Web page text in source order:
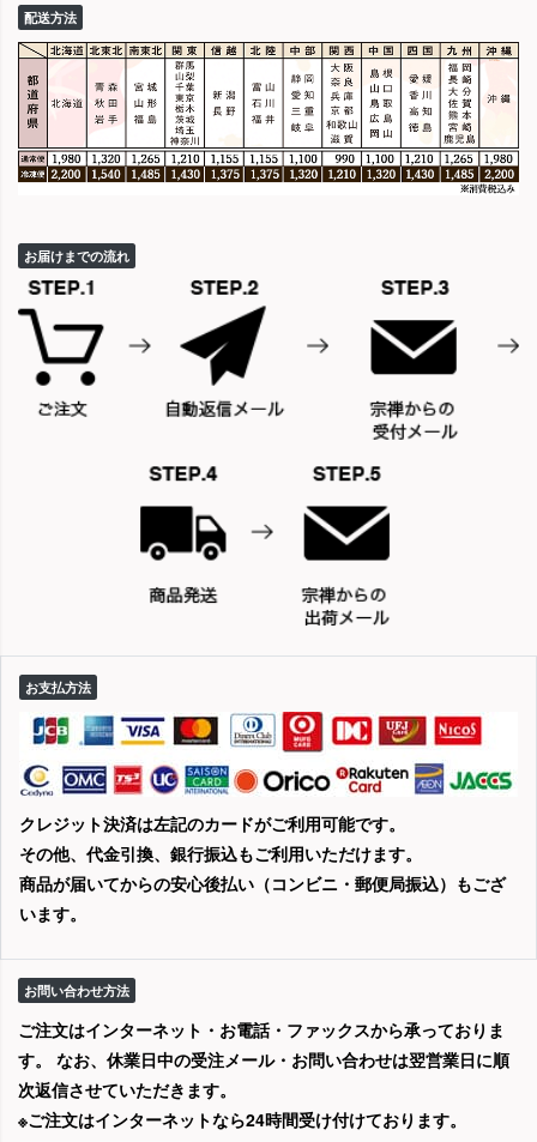
配送方法
お届けまでの流れ
お支払方法
クレジット決済は左記のカードがご利用可能です。
その他、代金引換、銀行振込もご利用いただけます。
商品が届いてからの安心後払い（コンビニ・郵便局振込）もござ
います。
お問い合わせ方法
ご注文はインターネット・お電話・ファックスから承っておりま
す。 なお、休業日中の受注メール・お問い合わせは翌営業日に順
次返信させていただきます。
※ご注文はインターネットなら24時間受け付けております。